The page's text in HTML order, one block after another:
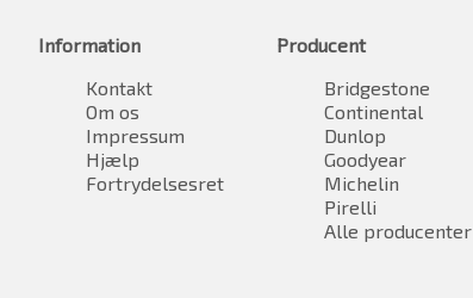
Information
Kontakt
Om os
Impressum
Hjælp
Fortrydelsesret
Producent
Bridgestone
Continental
Dunlop
Goodyear
Michelin
Pirelli
Alle producenter